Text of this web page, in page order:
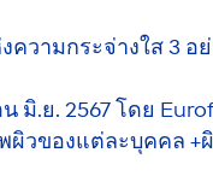
ามกระจ่างใส 3 อ
.ย. 2567 โดย
ผิวของแต่ละบุคคล +